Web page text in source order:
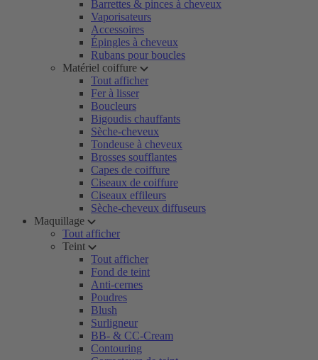
Barrettes & pinces à cheveux
Vaporisateurs
Accessoires
Épingles à cheveux
Rubans pour boucles
Matériel coiffure
Tout afficher
Fer à lisser
Boucleurs
Bigoudis chauffants
Sèche-cheveux
Tondeuse à cheveux
Brosses soufflantes
Capes de coiffure
Ciseaux de coiffure
Ciseaux effileurs
Sèche-cheveux diffuseurs
Maquillage
Tout afficher
Teint
Tout afficher
Fond de teint
Anti-cernes
Poudres
Blush
Surligneur
BB- & CC-Cream
Contouring